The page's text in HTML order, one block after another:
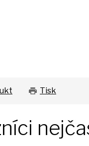
Tisk